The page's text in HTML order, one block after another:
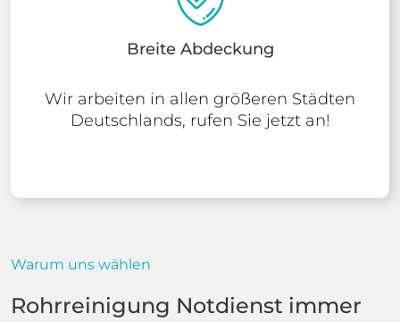
Breite Abdeckung
Wir arbeiten in allen größeren Städten
Deutschlands, rufen Sie jetzt an!
Warum uns wählen
Rohrreinigung Notdienst immer